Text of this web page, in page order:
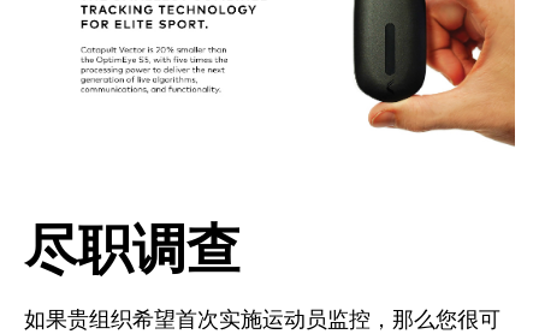
尽职调查
如果贵组织希望首次实施运动员监控，那么您很可